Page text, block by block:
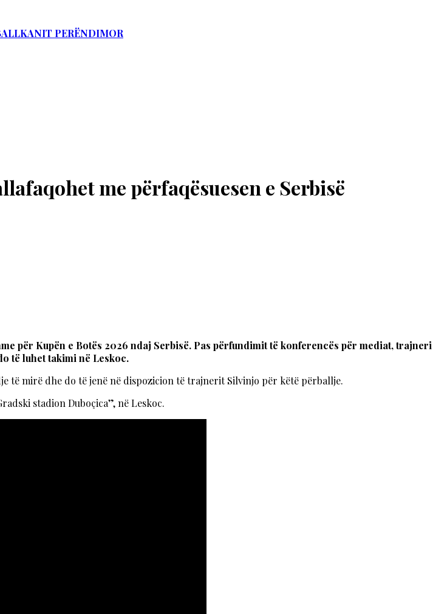
PERËNDIMOR
me përfaqësuesen e Serbisë
për Kupën e Botës 2026 ndaj Serbisë. Pas përfundimit të konferencës për mediat, trajneri
të luhet takimi në Leskoc.
të mirë dhe do të jenë në dispozicion të trajnerit Silvinjo për këtë përballje.
stadion Duboçica”, në Leskoc.